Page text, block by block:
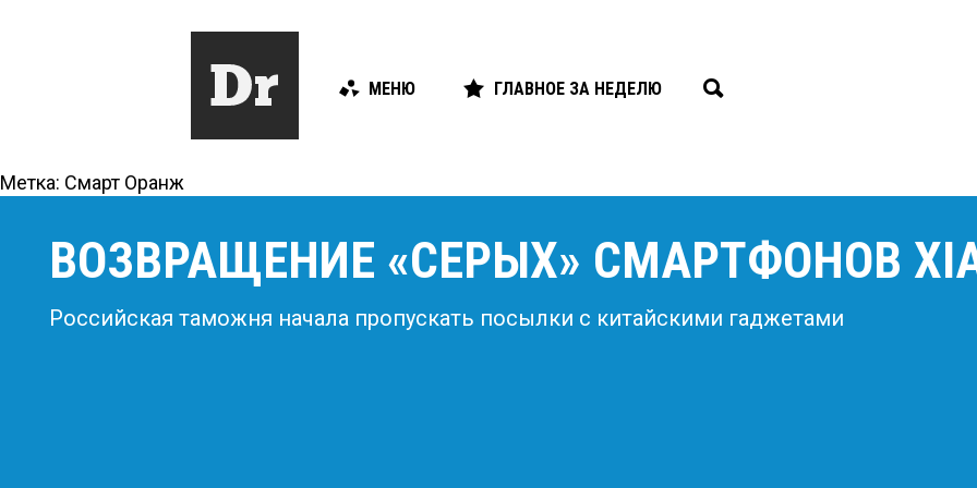
МЕНЮ ГЛАВНОЕ ЗА НЕДЕЛЮ
Метка: Смарт Оранж
ВОЗВРАЩЕНИЕ «СЕРЫХ» СМАРТФОНОВ
Российская таможня начала пропускать посылки с китайскими гаджетами